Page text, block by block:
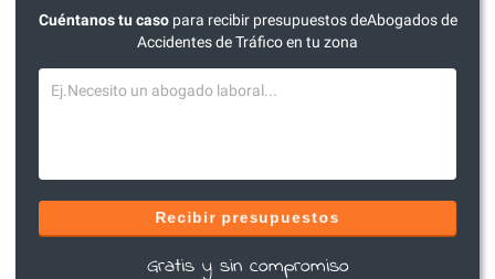
Cuéntanos tu casopara recibir presupuestos deAbogados de
Accidentes de Tráfico en tu zona
Recibir presupuestos
Gratis y sin compromiso